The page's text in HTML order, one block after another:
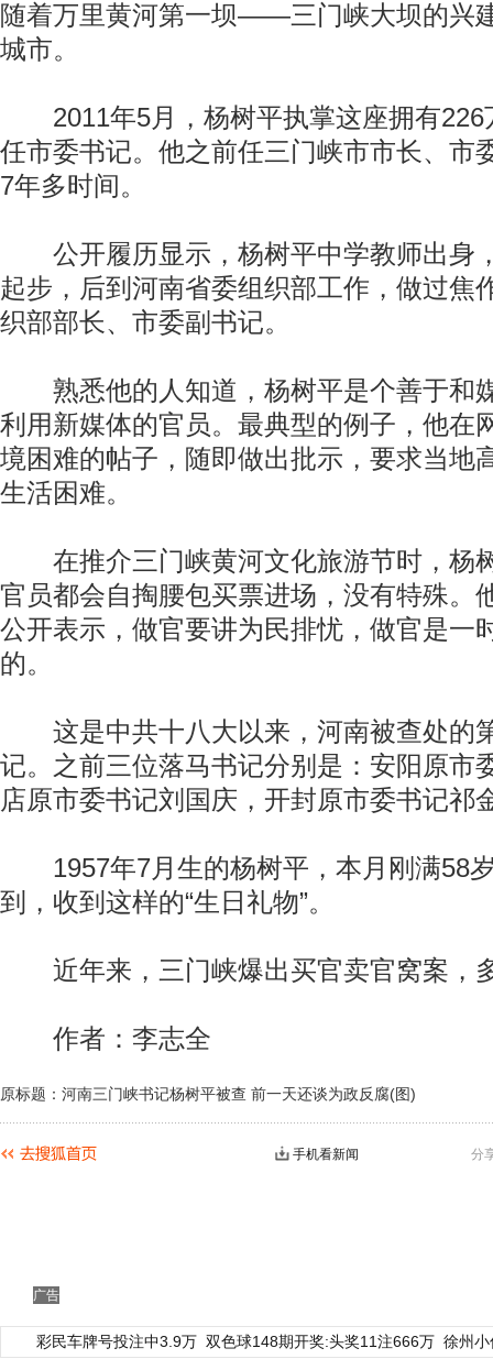
随着万里黄河第一坝——三门峡大坝的兴
城市。
2011年5月，杨树平执掌这座拥有226
任市委书记。他之前任三门峡市市长、市
7年多时间。
公开履历显示，杨树平中学教师出身
起步，后到河南省委组织部工作，做过焦
织部部长、市委副书记。
熟悉他的人知道，杨树平是个善于和
利用新媒体的官员。最典型的例子，他在
境困难的帖子，随即做出批示，要求当地
生活困难。
在推介三门峡黄河文化旅游节时，杨
官员都会自掏腰包买票进场，没有特殊。
公开表示，做官要讲为民排忧，做官是一
的。
这是中共十八大以来，河南被查处的
记。之前三位落马书记分别是：安阳原市
店原市委书记刘国庆，开封原市委书记祁
1957年7月生的杨树平，本月刚满58
到，收到这样的“生日礼物”。
近年来，三门峡爆出买官卖官窝案，
作者：李志全
原标题：河南三门峡书记杨树平被查 前一天还谈为政反腐(图)
分
手机看新闻
广告
彩民车牌号投注中3.9万 双色球148期开奖:头奖11注666万 徐州
动物系恋人啊 | 钟欣潼体验爱情哲学 南